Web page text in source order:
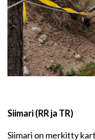
Siimari (RR ja TR)
Siimari on merkitty